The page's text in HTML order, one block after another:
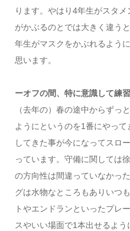
ります。やはり4年生がスタ
がかぶるのとでは大きく違う
年生がマスクをかぶれるよう
思います。
ーオフの間、特に意識して練
（去年の）春の途中からずっ
ようにというのを1番にやっ
してきた事が今になってスロ
っています。守備に関しては
の方向性は間違っていなかっ
グは水物なところもありいつ
トやエンドランといったプレ
スやいい場面で1本出せるよう